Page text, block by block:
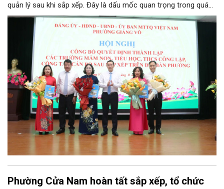
quản lý sau khi sắp xếp. Đây là dấu mốc quan trọng trong quá
trình kiện toàn tổ chức bộ máy, thực hiện chủ trương tinh gọn,
nâng cao hiệu lực, hiệu quả quản lý theo các nghị quyết của
Trung ương và kế hoạch của UBND TP Hà Nội.
Phường Cửa Nam hoàn tất sắp xếp, tổ chức